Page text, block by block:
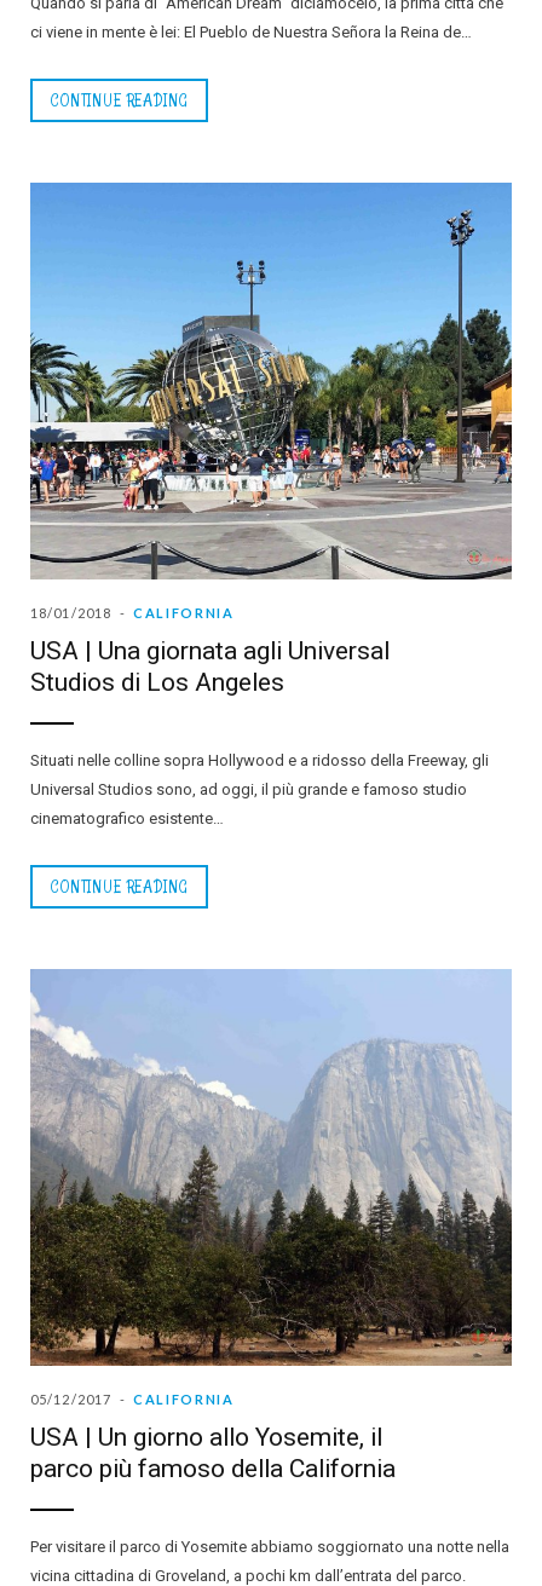
ci viene in mente è lei: El Pueblo de Nuestra Señora la Reina de…
CONTINUE READING
18/01/2018 CALIFORNIA
USA | Una giornata agli Universal
Studios di Los Angeles
Situati nelle colline sopra Hollywood e a ridosso della Freeway, gli
Universal Studios sono, ad oggi, il più grande e famoso studio
cinematografico esistente…
CONTINUE READING
05/12/2017 CALIFORNIA
USA | Un giorno allo Yosemite, il
parco più famoso della California
Per visitare il parco di Yosemite abbiamo soggiornato una notte nella
vicina cittadina di Groveland, a pochi km dall’entrata del parco.